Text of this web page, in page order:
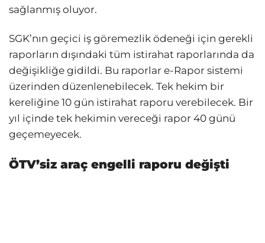
sağlanmış oluyor.
SGK’nın geçici iş göremezlik ödeneği için gerekli
raporların dışındaki tüm istirahat raporlarında da
değişikliğe gidildi. Bu raporlar e-Rapor sistemi
üzerinden düzenlenebilecek. Tek hekim bir
kereliğine 10 gün istirahat raporu verebilecek. Bir
yıl içinde tek hekimin vereceği rapor 40 günü
geçemeyecek.
ÖTV’siz araç engelli raporu değişti